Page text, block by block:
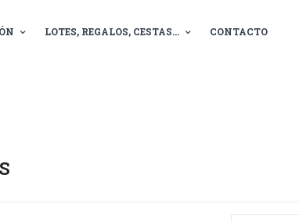
LOTES, REGALOS, CESTAS... CONTACTO